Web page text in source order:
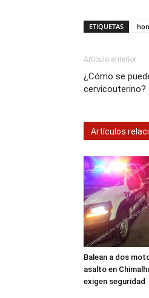
ETIQUETAS
Artículo anterior
¿Cómo se
cervicouterino?
Artículos
Balean a dos
asalto en
exigen seguridad